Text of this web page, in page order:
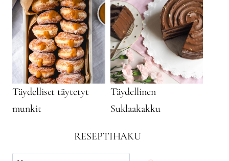
Täydelliset täytetyt
munkit
Täydellinen
Suklaakakku
RESEPTIHAKU
Käytä